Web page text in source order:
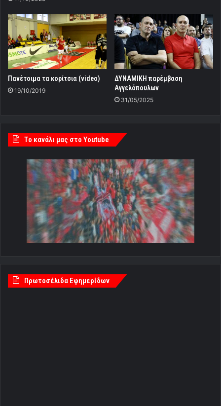
Πανέτοιμα τα κορίτσια (video)
19/10/2019
ΔΥΝΑΜΙΚΗ παρέμβαση
Αγγελόπουλων
31/05/2025
Tο κανάλι μας στο Youtube
Πρωτοσέλιδα Εφημερίδων